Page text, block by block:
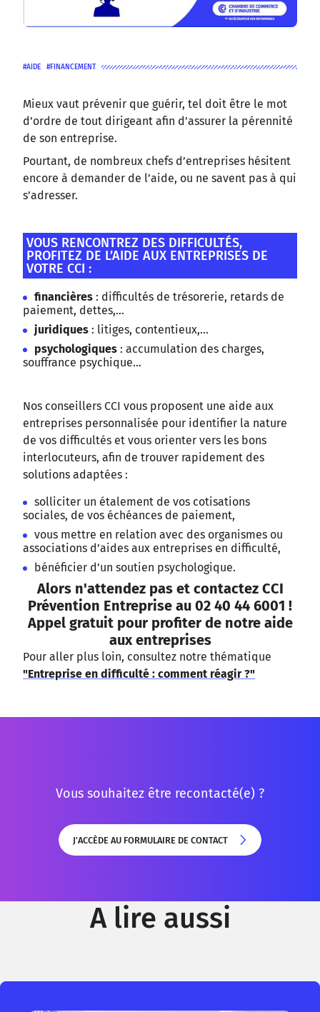
AIDE FINANCEMENT
Mieux vaut prévenir que guérir, tel doit être le mot
d’ordre de tout dirigeant afin d’assurer la pérennité
de son entreprise.
Pourtant, de nombreux chefs d’entreprises hésitent
encore à demander de l’aide, ou ne savent pas à qui
s’adresser.
VOUS RENCONTREZ DES DIFFICULTÉS,
PROFITEZ DE L’AIDE AUX ENTREPRISES DE
VOTRE CCI :
financières : difficultés de trésorerie, retards de
paiement, dettes,…
juridiques : litiges, contentieux,…
psychologiques : accumulation des charges,
souffrance psychique…
Nos conseillers CCI vous proposent une aide aux
entreprises personnalisée pour identifier la nature
de vos difficultés et vous orienter vers les bons
interlocuteurs, afin de trouver rapidement des
solutions adaptées :
solliciter un étalement de vos cotisations
sociales, de vos échéances de paiement,
vous mettre en relation avec des organismes ou
associations d’aides aux entreprises en difficulté,
bénéficier d’un soutien psychologique.
Alors n'attendez pas et contactez CCI
Prévention Entreprise au 02 40 44 6001 !
Appel gratuit pour profiter de notre aide
aux entreprises
Pour aller plus loin, consultez notre thématique
"Entreprise en difficulté : comment réagir ?"
Vous souhaitez être recontacté(e) ?
J'ACCÈDE AU FORMULAIRE DE CONTACT
A lire aussi